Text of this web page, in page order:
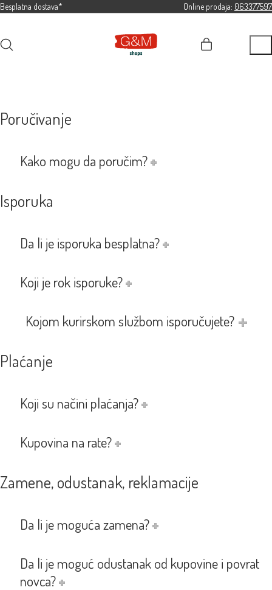
Besplatna dostava* Online prodaja: 063377597
Poručivanje
Kako mogu da poručim?
Isporuka
Da li je isporuka besplatna?
Koji je rok isporuke?
Kojom kurirskom službom isporučujete?
Plaćanje
Koji su načini plaćanja?
Kupovina na rate?
Zamene, odustanak, reklamacije
Da li je moguća zamena?
Da li je moguć odustanak od kupovine i povrat
novca?